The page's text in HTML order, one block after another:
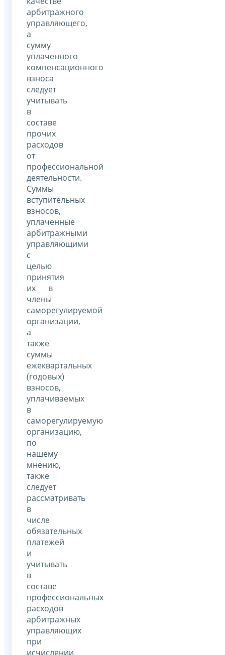
арбитражного
управляющего,
а
сумму
уплаченного
компенсационного
взноса
следует
учитывать
в
составе
прочих
расходов
от
профессиональной
деятельности.
Суммы
вступительных
взносов,
уплаченные
арбитражными
управляющими
с
целью
принятия
их в
члены
саморегулируемой
организации,
а
также
суммы
ежеквартальных
(годовых)
взносов,
уплачиваемых
в
саморегулируемую
организацию,
по
нашему
мнению,
также
следует
рассматривать
в
числе
обязательных
платежей
и
учитывать
в
составе
профессиональных
расходов
арбитражных
управляющих
при
исчислении